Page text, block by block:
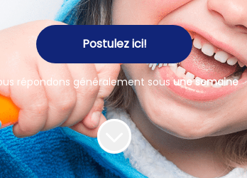
Postulez ici!
répondons généralement sousune semaine